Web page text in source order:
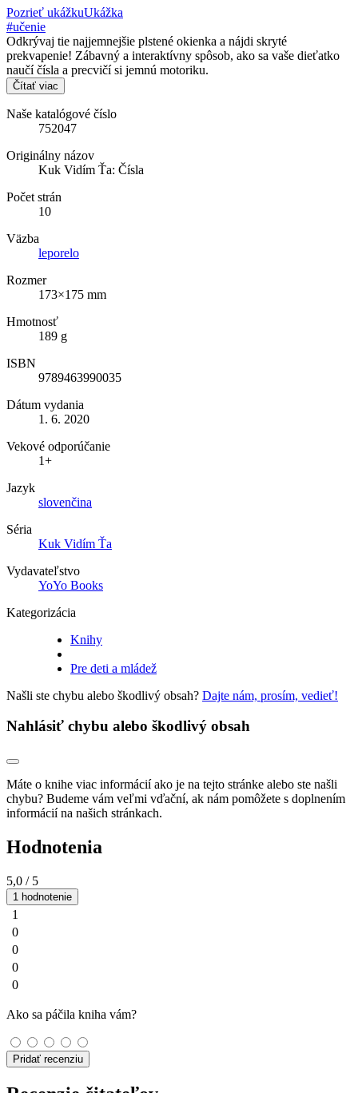
Pozrieť ukážkuUkážka
#učenie
Odkrývaj tie najjemnejšie plstené okienka a nájdi skryté
prekvapenie! Zábavný a interaktívny spôsob, ako sa vaše dieťatko
naučí čísla a precvičí si jemnú motoriku.
Čítať viac
Naše katalógové číslo
752047
Originálny názov
Kuk Vidím Ťa: Čísla
Počet strán
10
Väzba
leporelo
Rozmer
173×175 mm
Hmotnosť
189 g
ISBN
9789463990035
Dátum vydania
1. 6. 2020
Vekové odporúčanie
1+
Jazyk
slovenčina
Séria
Kuk Vidím Ťa
Vydavateľstvo
YoYo Books
Kategorizácia
Knihy
Pre deti a mládež
Našli ste chybu alebo škodlivý obsah? Dajte nám, prosím, vedieť!
Nahlásiť chybu alebo škodlivý obsah
Máte o knihe viac informácií ako je na tejto stránke alebo ste našli
chybu? Budeme vám veľmi vďační, ak nám pomôžete s doplnením
informácií na našich stránkach.
Hodnotenia
5,0 / 5
1 hodnotenie
1
0
0
0
0
Ako sa páčila kniha vám?
Pridať recenziu